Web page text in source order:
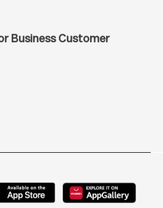
Business Customer